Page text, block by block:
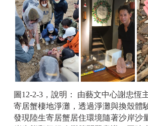
圖12-2-3，說明： 由藝文中心謝忠恆
寄居蟹棲地淨灘，透過淨灘與換殼體
發現陸生寄居蟹居住環境隨著沙岸沙